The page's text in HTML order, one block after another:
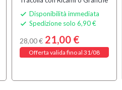
 Disponibilità immediata
 Spedizione solo 6,90 €
28,00 € 21,00 €
Offerta valida fino al 31/08